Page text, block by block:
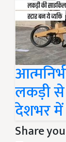
लकड़ी से
देशभर
Share